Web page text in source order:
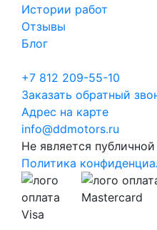
Истории работ
Отзывы
Блог
+7 812 209-55-10
Заказать обратный
Адрес на карте
info@ddmotors.ru
Не является
Политика